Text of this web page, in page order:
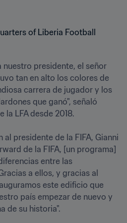
nuestro presidente, el señor
tan en alto los colores de
carrera de jugador y los
que ganó", señaló
la LFA desde 2018.
presidente de la FIFA, Gianni
de la FIFA, [un programa]
entre las
a ellos, y gracias al
este edificio que
país empezar de nuevo y
de su historia".